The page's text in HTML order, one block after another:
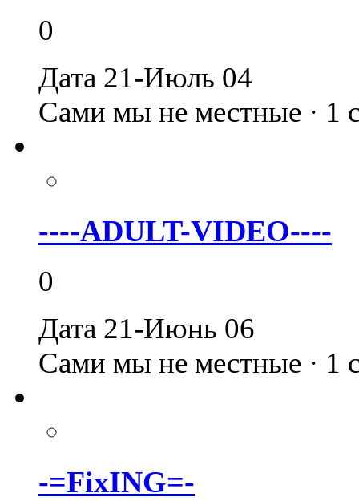
0
Дата 21-Июль 04
Сами мы не местные · 1
----ADULT-VIDEO----
0
Дата 21-Июнь 06
Сами мы не местные · 1
-=FixING=-